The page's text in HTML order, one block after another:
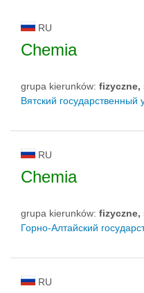
RU
Chemia
grupa kierunków: fizyczne,
Вятский государственный
RU
Chemia
grupa kierunków: fizyczne,
Горно-Алтайский
RU